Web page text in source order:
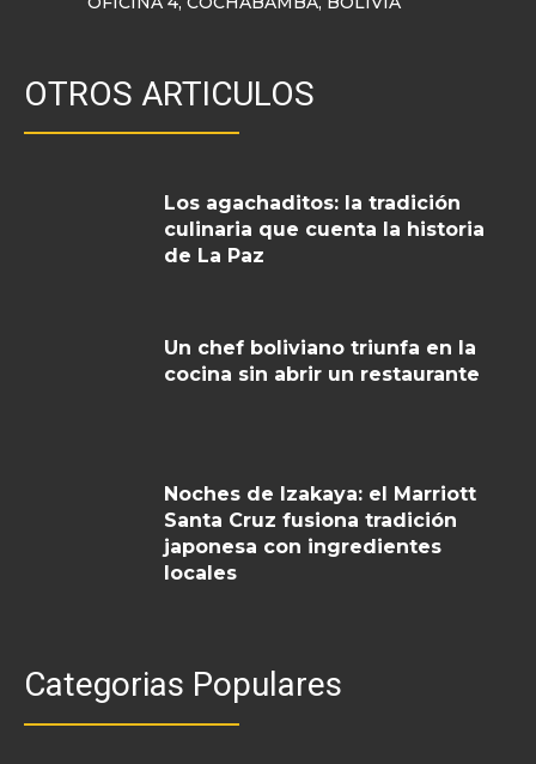
OTROS ARTICULOS
Los agachaditos: la tradición
culinaria que cuenta la historia
de La Paz
Un chef boliviano triunfa en la
cocina sin abrir un restaurante
Noches de Izakaya: el Marriott
Santa Cruz fusiona tradición
japonesa con ingredientes
locales
Categorias Populares